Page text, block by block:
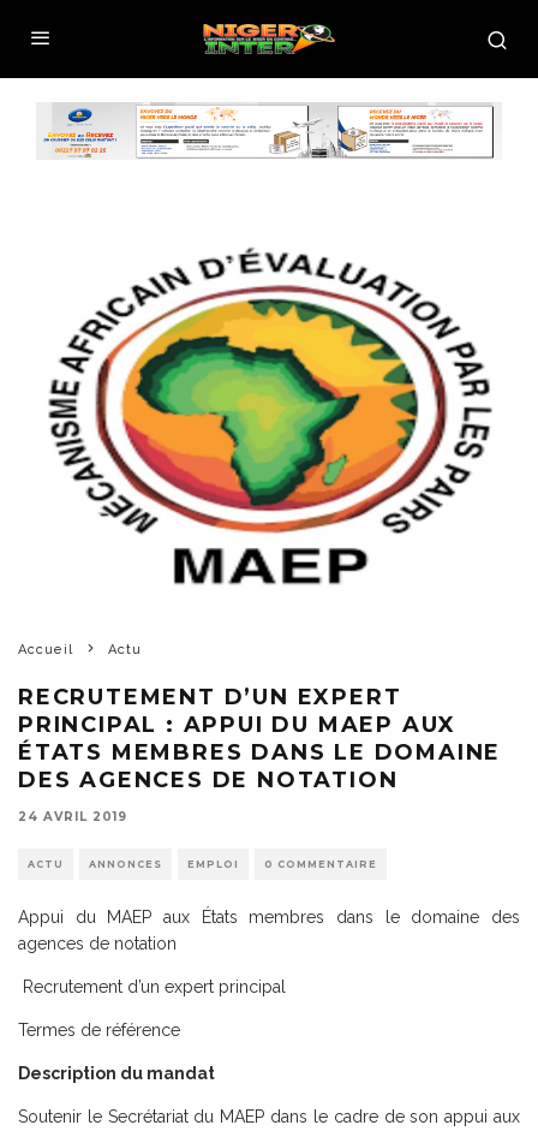
Accueil Actu
RECRUTEMENT D’UN EXPERT
PRINCIPAL : APPUI DU MAEP AUX
ÉTATS MEMBRES DANS LE DOMAINE
DES AGENCES DE NOTATION
24 AVRIL 2019
ACTU ANNONCES EMPLOI 0 COMMENTAIRE
Appui du MAEP aux États membres dans le domaine des
agences de notation
Recrutement d’un expert principal
Termes de référence
Description du mandat
Soutenir le Secrétariat du MAEP dans le cadre de son appui aux